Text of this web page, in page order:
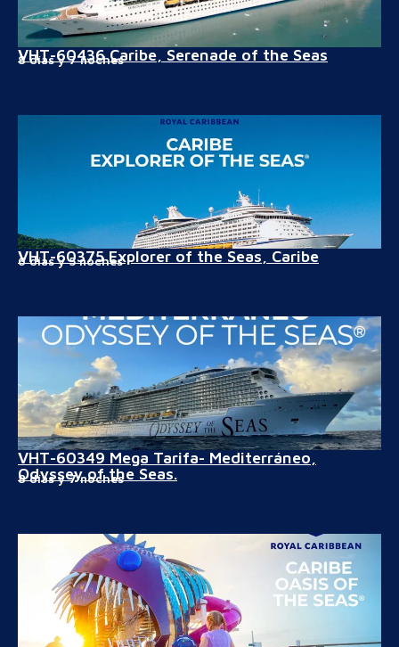
VHT-60436 Caribe, Serenade of the Seas
8 días y 7 noches
VHT-60375 Explorer of the Seas, Caribe
6 días y 5 noches
VHT-60349 Mega Tarifa- Mediterráneo,
Odyssey of the Seas.
8 días y 7 noches